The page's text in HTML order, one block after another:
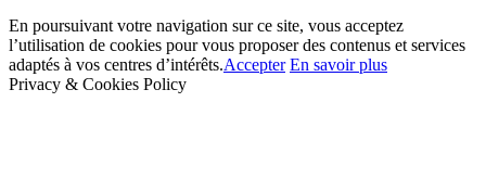
En poursuivant votre navigation sur ce site, vous acceptez
l’utilisation de cookies pour vous proposer des contenus et services
adaptés à vos centres d’intérêts.Accepter En savoir plus
Privacy & Cookies Policy